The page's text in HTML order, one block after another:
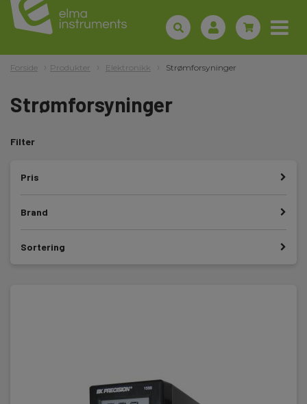
Forside Produkter Elektronikk Strømforsyninger
Strømforsyninger
Filter
Pris
Brand
Sortering